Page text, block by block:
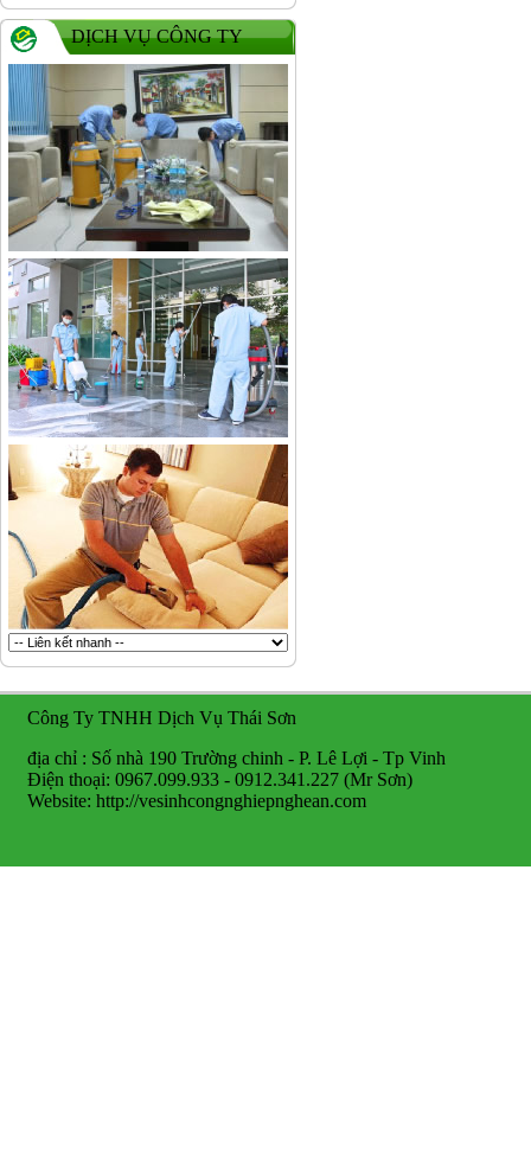
DỊCH VỤ CÔNG TY
Công Ty TNHH Dịch Vụ Thái Sơn
địa chỉ : Số nhà 190 Trường chinh - P. Lê Lợi - Tp Vinh
Điện thoại: 0967.099.933 - 0912.341.227 (Mr Sơn)
Website: http://vesinhcongnghiepnghean.com